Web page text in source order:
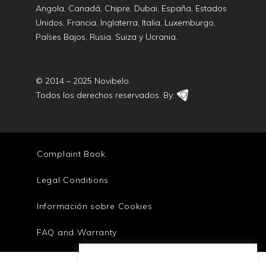
Angola, Canadá, Chipre, Dubai, España, Estados
Unidos, Francia, Inglaterra, Italia, Luxemburgo,
Países Bajos, Rusia, Suiza y Ucrania.
© 2014 – 2025 Novibelo.
Todos los derechos reservados. By:
Complaint Book
Legal Conditions
Información sobre Cookies
FAQ and Warranty